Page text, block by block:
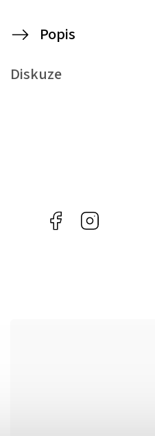
Popis
Diskuze
Facebook